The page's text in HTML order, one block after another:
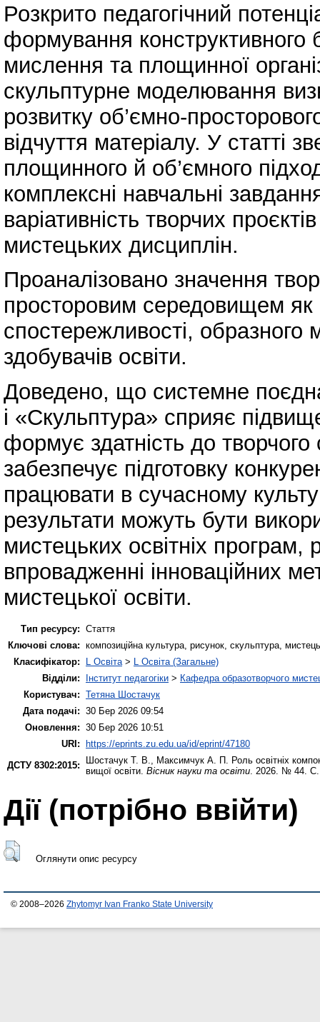
Розкрито педагогічний
формування конструктивного
мислення та площинної
скульптурне моделювання
розвитку об’ємно-
відчуття матеріалу. У статті
площинного й об’ємного
комплексні навчальні
варіативність творчих
мистецьких дисциплін.
Проаналізовано значення
просторовим середовищем як
спостережливості, образного
здобувачів освіти.
Доведено, що системне
і «Скульптура» сприяє
формує здатність до творчого
забезпечує підготовку
працювати в сучасному
результати можуть бути
мистецьких освітніх програм,
впровадженні інноваційних
мистецької освіти.
Тип ресурсу: Стаття
Ключові слова: композиційна культура, рисунок, скульптура,
Класифікатор:
L Освіта> L Освіта (Загальне)
Відділи:
Інститут педагогіки > Кафедра образотворчого
Користувач: Тетяна Шостачук
Дата подачі: 30 Бер 2026 09:54
Оновлення: 30 Бер 2026 10:51
URI:
https://eprints.zu.edu.ua/id/eprint/47180
ДСТУ 8302:2015:
Шостачук Т. В., Максимчук А. П. Роль освітніх
вищої освіти. Вісник науки та освіти. 2026. № 44. С.
Дії ​​(потрібно ввійти)
Оглянути опис ресурсу
© 2008–2026 Zhytomyr Ivan Franko State University